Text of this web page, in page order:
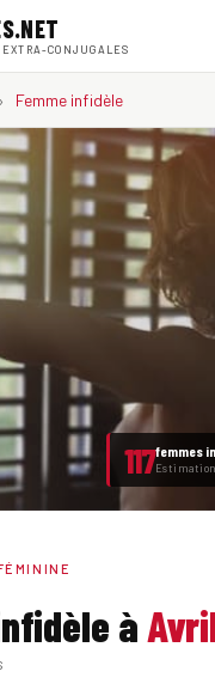
EXTRA-CONJUGALES
› Femme infidèle
117femmes
à